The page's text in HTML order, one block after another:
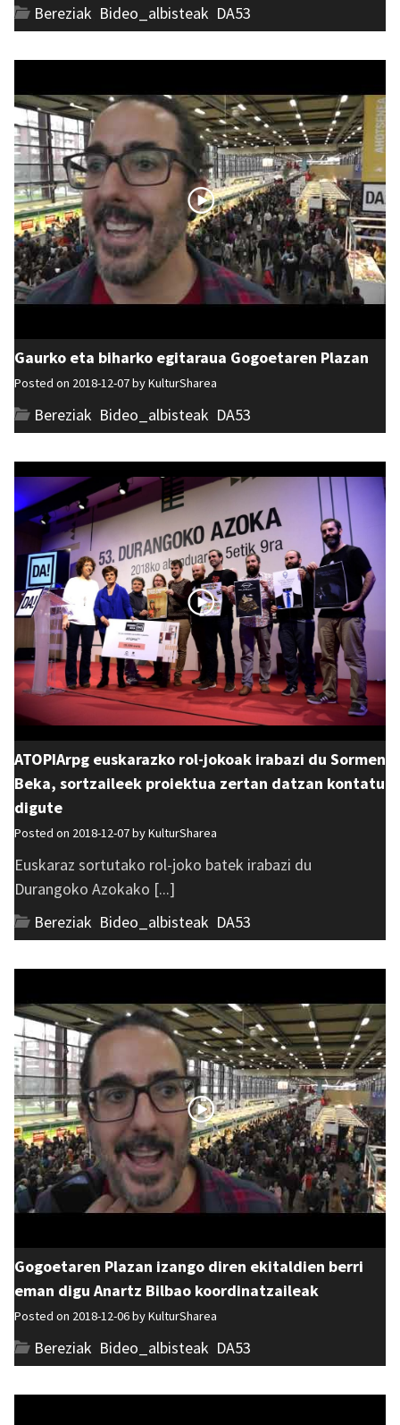
Bereziak Bideo_albisteak DA53
Gaurko eta biharko egitaraua Gogoetaren Plazan
Posted on 2018-12-07 byKulturSharea
Bereziak Bideo_albisteak DA53
ATOPIArpg euskarazko rol-jokoak irabazi du Sormen
Beka, sortzaileek proiektua zertan datzan kontatu
digute
Posted on 2018-12-07 byKulturSharea
Euskaraz sortutako rol-joko batek irabazi du
Durangoko Azokako [...]
Bereziak Bideo_albisteak DA53
Gogoetaren Plazan izango diren ekitaldien berri
eman digu Anartz Bilbao koordinatzaileak
Posted on 2018-12-06 byKulturSharea
Bereziak Bideo_albisteak DA53